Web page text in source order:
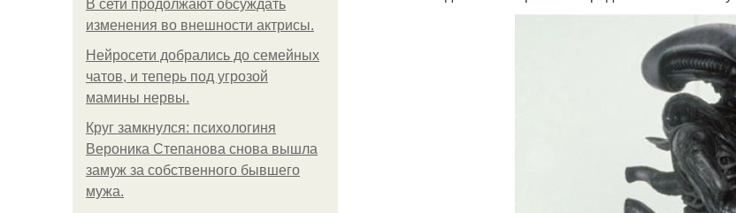
В сети продолжают обсуждать
изменения во внешности актрисы.
Нейросети добрались до семейных
чатов, и теперь под угрозой
мамины нервы.
Круг замкнулся: психологиня
Вероника Степанова снова вышла
замуж за собственного бывшего
мужа.